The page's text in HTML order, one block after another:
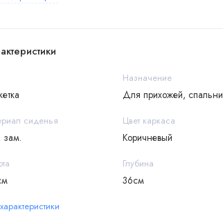
Назначение
Для прихожей, спальни
сиденья
зам.
Цвет каркаса
Коричневый
Глубина
36см